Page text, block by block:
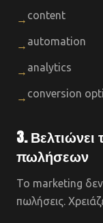
→ content
→ automation
→ analytics
→ conversion
3. Βελτιώνει
πωλήσεων
Το marketing δεν
πωλήσεις.